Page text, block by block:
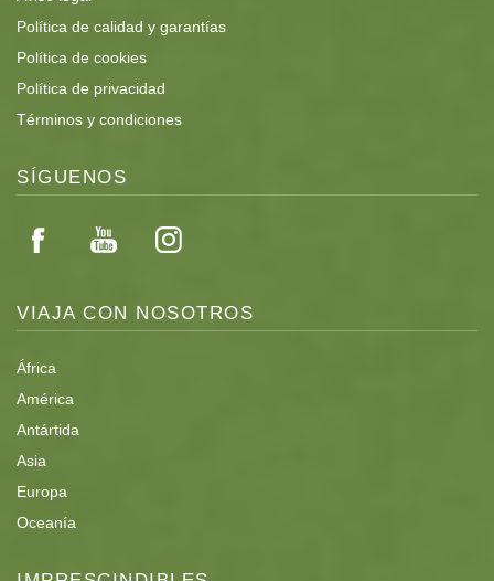
Política de calidad y garantías
Política de cookies
Política de privacidad
Términos y condiciones
SÍGUENOS
VIAJA CON NOSOTROS
África
América
Antártida
Asia
Europa
Oceanía